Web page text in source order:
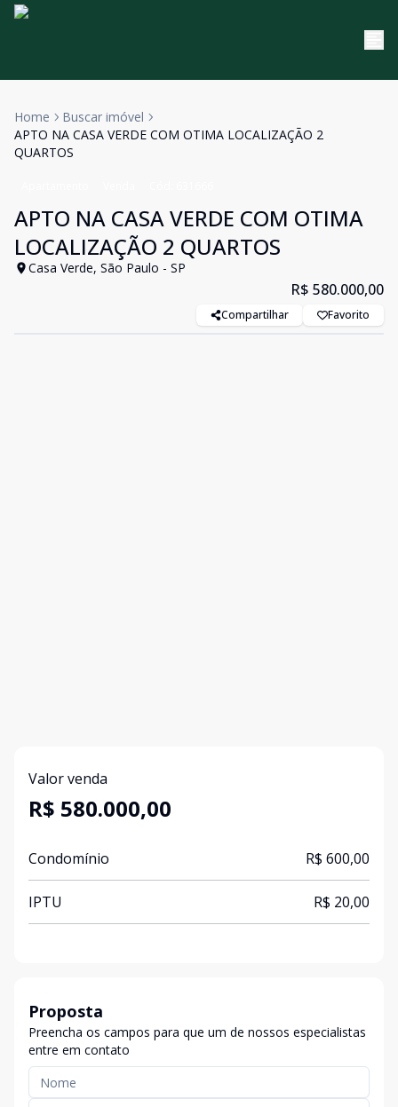
Home
Buscar imóvel
APTO NA CASA VERDE COM OTIMA LOCALIZAÇÃO 2
QUARTOS
APTO NA CASA VERDE COM OTIMA
LOCALIZAÇÃO 2 QUARTOS
Casa Verde, São Paulo - SP
R$ 580.000,00
Compartilhar Favorito
Valor venda
R$ 580.000,00
Condomínio R$ 600,00
IPTU R$ 20,00
Proposta
Preencha os campos para que um de nossos especialistas
entre em contato